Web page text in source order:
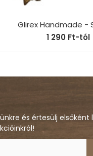
Glirex Handmade -
1 290 Ft-tól
és értesülj elsőként